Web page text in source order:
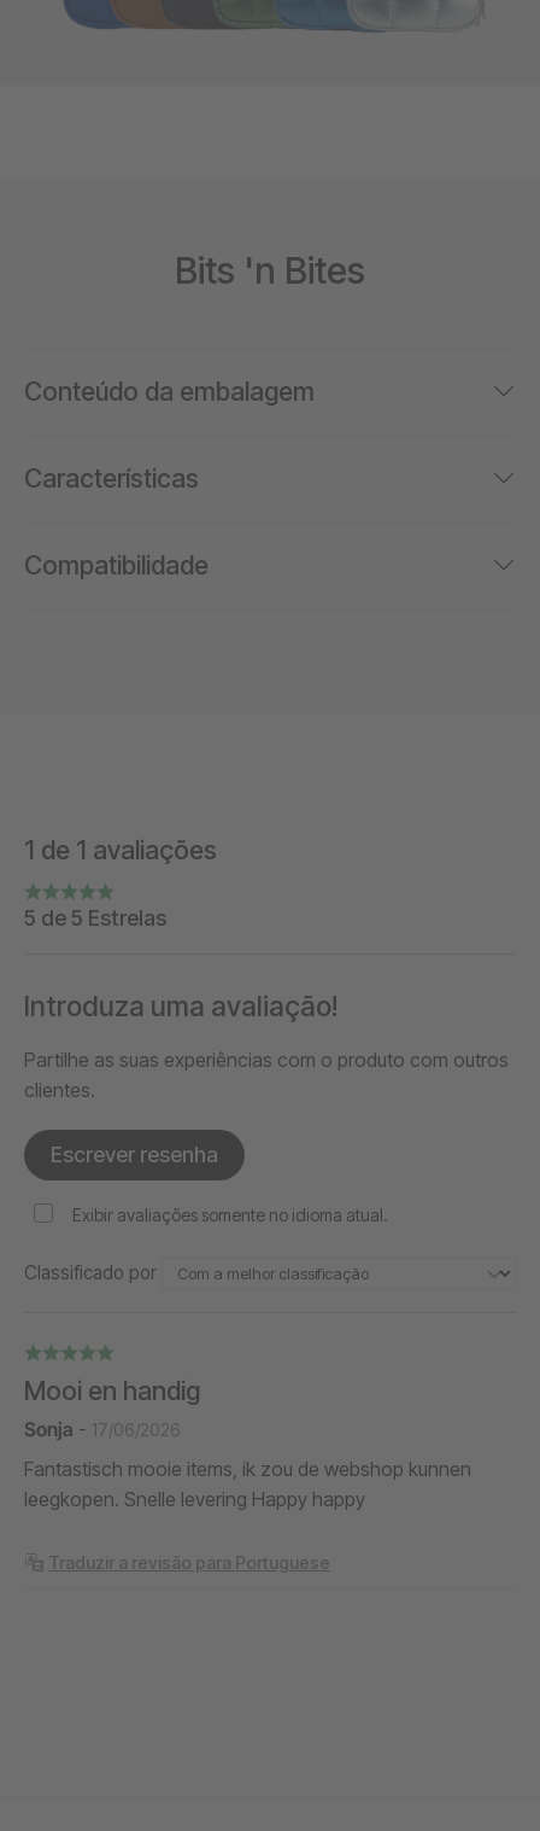
Bits 'n Bites
Conteúdo da embalagem
Características
Compatibilidade
1 de 1 avaliações
5 de 5 Estrelas
Introduza uma avaliação!
Partilhe as suas experiências com o produto com outros
clientes.
Escrever resenha
Exibir avaliações somente no idioma atual.
Classificado por
Mooi en handig
Sonja - 17/06/2026
Fantastisch mooie items, ik zou de webshop kunnen
leegkopen. Snelle levering Happy happy
Traduzir a revisão para Portuguese